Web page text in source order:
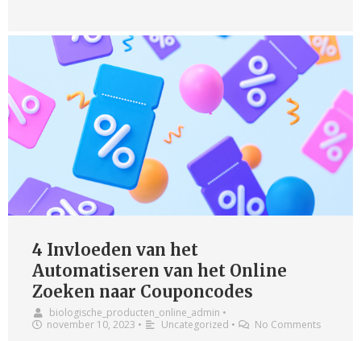
4 Invloeden van het
Automatiseren van het Online
Zoeken naar Couponcodes
biologische_producten_online_admin •
november 10, 2023 • Uncategorized • No Comments